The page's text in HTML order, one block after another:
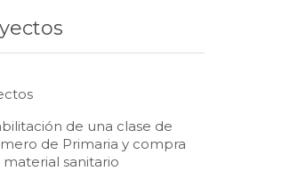
de una clase de
de Primaria y compra
material sanitario